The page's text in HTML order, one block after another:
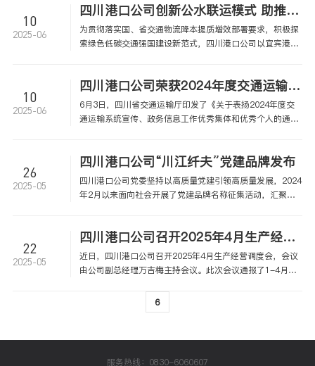
10
2025-06
四川港口公司创新公水联运模式 助推长江上游运输结构调整优化
为贯彻落实国、省交通物流降本提质增效部署要求，积极探
索绿色低碳交通强国建设新范式，四川港口公司以宜宾港磷
厂”“一站式”全程物流服务，实现“马边县-宜宾港-重庆涪陵
工厂”磷矿“公路+水路”联运，有效破解原有路线“物流环节
多、货差货损大、翻坝运输周期长”等实际难题，实现点对
10%，运输时效较原有翻坝路线节省10天以上，效率提升超
80%，有力助推长江上游运输结构调整优
10
2025-06
四川港口公司荣获2024年度交通运输系统宣传工作优秀集体
6月3日，四川省交通运输厅印发了《关于表扬2024年度交
通运输系统宣传、政务信息工作优秀集体和优秀个人的通
26
2025-05
四川港口公司“川江纤夫”党建品牌发布
四川港口公司党委坚持以高质量党建引领高质量发展，2024
年2月以来面向社会开展了党建品牌名称征集活动，汇聚众
22
2025-05
四川港口公司召开2025年4月生产经营调度会
近日，四川港口公司召开2025年4月生产经营调度会，会议
由公司副总经理万吉梅主持会议。此次会议通报了1-4月生
险管控等重点工作进行调度，以确保二季度各项指标稳步落
6
服务热线：0830-6060607